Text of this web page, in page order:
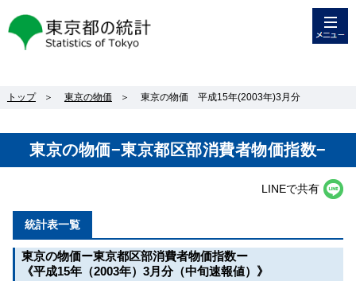
東京都の統計
トップ ＞ 東京の物価 ＞ 東京の物価 平成15年(2003年)3月分
東京の物価−東京都区部消費者物価指数−
LINEで共有
統計表一覧
東京の物価ー東京都区部消費者物価指数ー
《平成15年（2003年）3月分（中旬速報値）》